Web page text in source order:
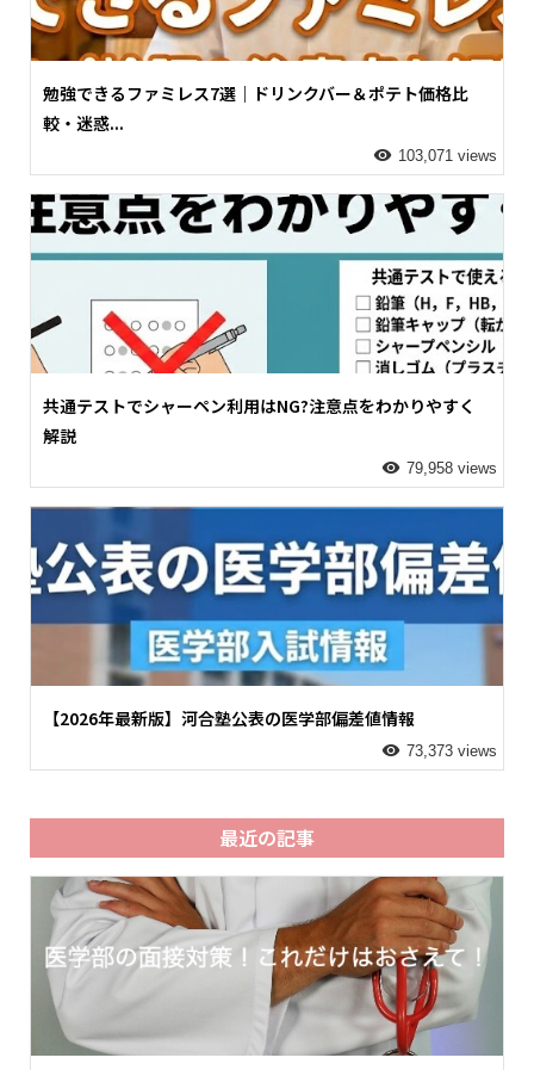
勉強できるファミレス7選｜ドリンクバー＆ポテト価格比
較・迷惑...
103,071 views
共通テストでシャーペン利用はNG?注意点をわかりやすく
解説
79,958 views
【2026年最新版】河合塾公表の医学部偏差値情報
73,373 views
最近の記事